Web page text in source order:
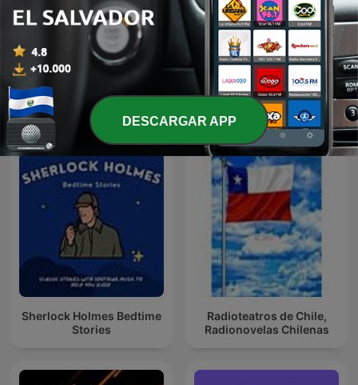
Desde el Librero La Respuesta Imprevista
Más podcasts internacionales de Arte
Sherlock Holmes Bedtime
Stories
Radioteatros de Chile,
Radionovelas Chilenas
DESCARGAR APP